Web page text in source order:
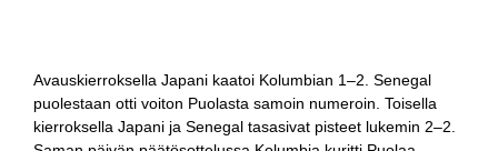
Avauskierroksella Japani kaatoi Kolumbian 1–2. Senegal
puolestaan otti voiton Puolasta samoin numeroin. Toisella
kierroksella Japani ja Senegal tasasivat pisteet lukemin 2–2.